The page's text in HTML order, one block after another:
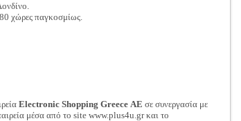
χώρες παγκοσμίως.
Electronic Shopping Greece ΑΕ σε συνεργασία με
μέσα από το site www.plus4u.gr και το